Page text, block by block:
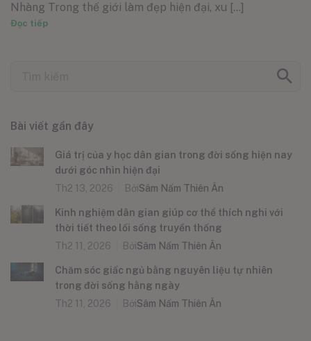
Nhàng Trong thế giới làm đẹp hiện đại, xu [...]
Đọc tiếp
Bài viết gần đây
Giá trị của y học dân gian trong đời sống hiện nay
dưới góc nhìn hiện đại
Th2 13, 2026
BởiSâm Nấm Thiên Ân
Kinh nghiệm dân gian giúp cơ thể thích nghi với
thời tiết theo lối sống truyền thống
Th2 11, 2026
BởiSâm Nấm Thiên Ân
Chăm sóc giấc ngủ bằng nguyên liệu tự nhiên
trong đời sống hằng ngày
Th2 11, 2026
BởiSâm Nấm Thiên Ân